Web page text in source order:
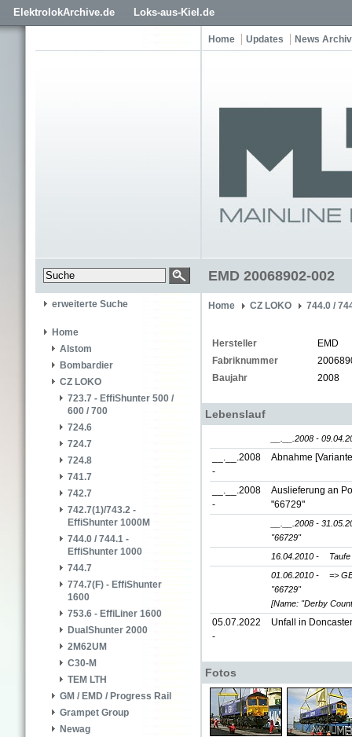
ElektrolokArchive.de Loks-aus-Kiel.de
Home Updates News Archiv
EMD 20068902-002
erweiterte Suche
Home
Alstom
Bombardier
CZ LOKO
723.7 - EffiShunter 500 /
600 / 700
724.6
724.7
724.8
741.7
742.7
742.7(1)/743.2 -
EffiShunter 1000M
744.0 / 744.1 -
EffiShunter 1000
744.7
774.7(F) - EffiShunter
1600
753.6 - EffiLiner 1600
DualShunter 2000
2M62UM
C30-M
TEM LTH
GM / EMD / Progress Rail
Grampet Group
Newag
Home CZ LOKO 744.0 /
Hersteller
EMD
Fabriknummer
Baujahr
2008
Lebenslauf
__.__.2008 -
__.__.2008
-
Abnahme
__.__.2008
-
Auslieferung an
"66729"
__.__.2008 -
"66729"
16.04.2010 -
01.06.2010 -
=>
"66729"
[Name: "Derby
05.07.2022
-
Unfall in
Fotos